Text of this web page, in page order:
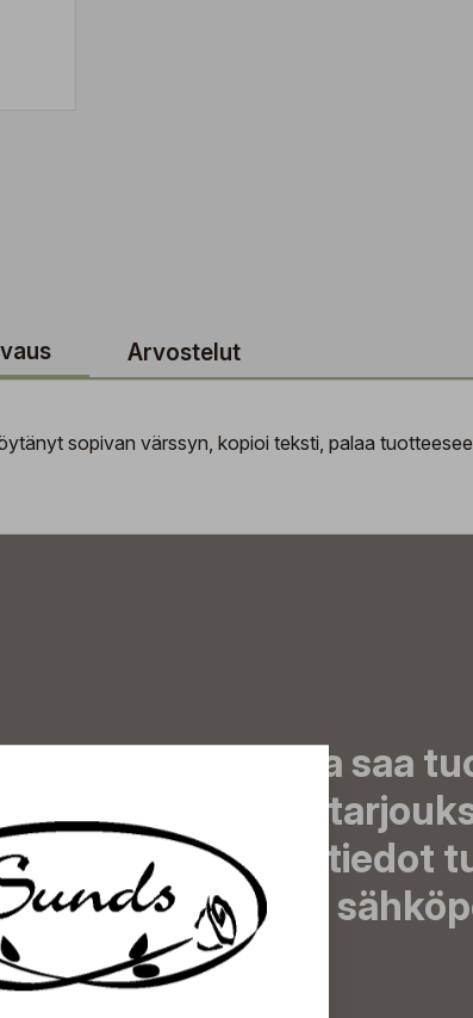
Arvostelut
sopivan värssyn, kopioi teksti, palaa
uutiskirjeemme ja saa
eksklusiiviset
vinkit sekä tiedot
suoraan